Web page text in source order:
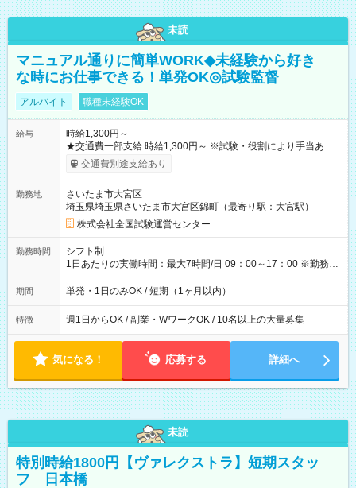
未読
マニュアル通りに簡単WORK◆未経験から好き
な時にお仕事できる！単発OK◎試験監督
アルバイト 職種未経験OK
給与
時給1,300円～
★交通費一部支給 時給1,300円～ ※試験・役割により手当あり
※勤務回数により昇給あり 【即給（前払い）オプションあ
り！】 希望される場合、勤務から1週間ほどで給与の一部を受け
例】 ・河合塾模擬試験 8:30～17:30（休憩1時間） 時給1,300円
×8時間＝日収10,400円＋交通費 ※当日の役割により時給＋100
円の場合あり ・国家試験 7:00～13:30（休憩なし） 時給1,300
円（役割手当＋100円）×6時間＝日収8,400円＋交通費 【試用期
間】試用期間なし
交通費別途支給あり
勤務地
さいたま市大宮区
埼玉県埼玉県さいたま市大宮区錦町（最寄り駅：大宮駅）
株式会社全国試験運営センター
勤務時間
シフト制
1日あたりの実働時間：最大7時間/日 09：00～17：00 ※勤務時
間は 試験により異なります。
期間 単発・1日のみOK / 短期（1ヶ月以内）
特徴 週1日からOK / 副業・WワークOK / 10名以上の大量募集
気になる！ 応募する 詳細へ
未読
特別時給1800円【ヴァレクストラ】短期スタッ
フ 日本橋